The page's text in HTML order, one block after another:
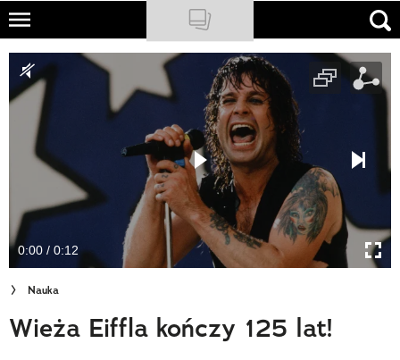
Skip
main
content
NATIONAL GEOGRAPHIC
TRAVELER
PODCASTY
Newsletter
Cuda Polski
Wielki Konkurs Fotograficzny
Trendbook Podróżniczy
0:00 / 0:12
Nauka
Wieża Eiffla kończy 125 lat!